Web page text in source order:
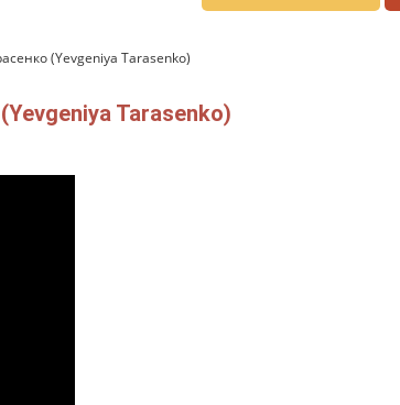
(Yevgeniya Tarasenko)
Tarasenko)